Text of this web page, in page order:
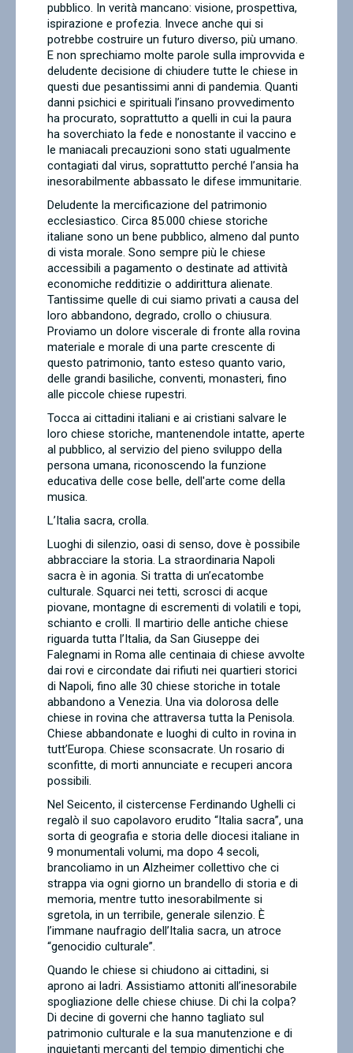
pubblico. In verità mancano: visione, prospettiva,
ispirazione e profezia. Invece anche qui si
potrebbe costruire un futuro diverso, più umano.
E non sprechiamo molte parole sulla improvvida e
deludente decisione di chiudere tutte le chiese in
questi due pesantissimi anni di pandemia. Quanti
danni psichici e spirituali l’insano provvedimento
ha procurato, soprattutto a quelli in cui la paura
ha soverchiato la fede e nonostante il vaccino e
le maniacali precauzioni sono stati ugualmente
contagiati dal virus, soprattutto perché l’ansia ha
inesorabilmente abbassato le difese immunitarie.
Deludente la mercificazione del patrimonio
ecclesiastico. Circa 85.000 chiese storiche
italiane sono un bene pubblico, almeno dal punto
di vista morale. Sono sempre più le chiese
accessibili a pagamento o destinate ad attività
economiche redditizie o addirittura alienate.
Tantissime quelle di cui siamo privati a causa del
loro abbandono, degrado, crollo o chiusura.
Proviamo un dolore viscerale di fronte alla rovina
materiale e morale di una parte crescente di
questo patrimonio, tanto esteso quanto vario,
delle grandi basiliche, conventi, monasteri, fino
alle piccole chiese rupestri.
Tocca ai cittadini italiani e ai cristiani salvare le
loro chiese storiche, mantenendole intatte, aperte
al pubblico, al servizio del pieno sviluppo della
persona umana, riconoscendo la funzione
educativa delle cose belle, dell'arte come della
musica.
L’Italia sacra, crolla.
Luoghi di silenzio, oasi di senso, dove è possibile
abbracciare la storia. La straordinaria Napoli
sacra è in agonia. Si tratta di un’ecatombe
culturale. Squarci nei tetti, scrosci di acque
piovane, montagne di escrementi di volatili e topi,
schianto e crolli. Il martirio delle antiche chiese
riguarda tutta l’Italia, da San Giuseppe dei
Falegnami in Roma alle centinaia di chiese avvolte
dai rovi e circondate dai rifiuti nei quartieri storici
di Napoli, fino alle 30 chiese storiche in totale
abbandono a Venezia. Una via dolorosa delle
chiese in rovina che attraversa tutta la Penisola.
Chiese abbandonate e luoghi di culto in rovina in
tutt’Europa. Chiese sconsacrate. Un rosario di
sconfitte, di morti annunciate e recuperi ancora
possibili.
Nel Seicento, il cistercense Ferdinando Ughelli ci
regalò il suo capolavoro erudito “Italia sacra”, una
sorta di geografia e storia delle diocesi italiane in
9 monumentali volumi, ma dopo 4 secoli,
brancoliamo in un Alzheimer collettivo che ci
strappa via ogni giorno un brandello di storia e di
memoria, mentre tutto inesorabilmente si
sgretola, in un terribile, generale silenzio. È
l’immane naufragio dell’Italia sacra, un atroce
“genocidio culturale”.
Quando le chiese si chiudono ai cittadini, si
aprono ai ladri. Assistiamo attoniti all’inesorabile
spogliazione delle chiese chiuse. Di chi la colpa?
Di decine di governi che hanno tagliato sul
patrimonio culturale e la sua manutenzione e di
inquietanti mercanti del tempio dimentichi che